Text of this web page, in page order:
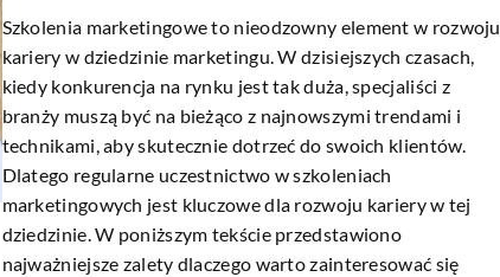
Szkolenia marketingowe to nieodzowny element w rozwoju
kariery w dziedzinie marketingu. W dzisiejszych czasach,
kiedy konkurencja na rynku jest tak duża, specjaliści z
branży muszą być na bieżąco z najnowszymi trendami i
technikami, aby skutecznie dotrzeć do swoich klientów.
Dlatego regularne uczestnictwo w szkoleniach
marketingowych jest kluczowe dla rozwoju kariery w tej
dziedzinie. W poniższym tekście przedstawiono
najważniejsze zalety dlaczego warto zainteresować się